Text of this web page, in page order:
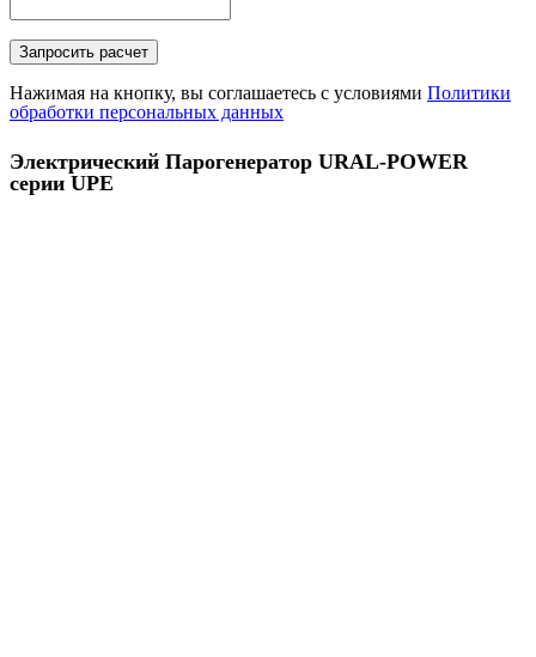
Нажимая на кнопку, вы соглашаетесь с условиями Политики
обработки персональных данных
Электрический Парогенератор URAL-POWER
серии UPE